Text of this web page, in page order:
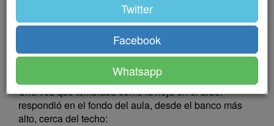
I
—¿Cómo se llama V.? —preguntó el catedrático, que
usaba anteojos de cristal ahumado y bigotes de medio
punto, erizados, de un castaño claro.
Una voz que temblaba como la hoja en el árbol
respondió en el fondo del aula, desde el banco más
alto, cerca del techo:
Twitter
Facebook
Whatsapp